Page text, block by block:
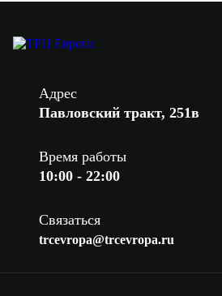
Адрес
Павловский тракт, 251в
Время работы
10:00 - 22:00
Связаться
trcevropa@trcevropa.ru